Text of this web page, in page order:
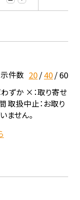
件数 20 40 60
ずか ×：取り寄せ
取扱中止：お取り
ません。